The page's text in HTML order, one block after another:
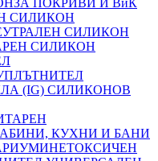
ПОКРИВИ И ВиК
СИЛИКОН
СИЛИКОН
СИЛИКОН
(IG) СИЛИКОНОВ
КУХНИ И БАНИ